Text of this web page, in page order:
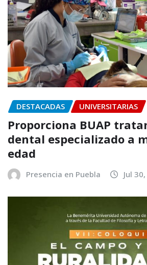
DESTACADAS UNIVERSITARIAS
Proporciona BUAP
dental especializado a
edad
Presencia en Puebla Jul